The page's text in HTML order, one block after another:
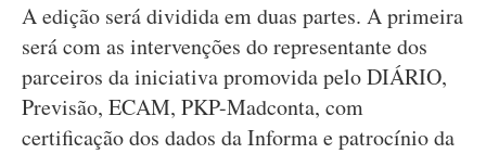
A edição será dividida em duas partes. A primeira
será com as intervenções do representante dos
parceiros da iniciativa promovida pelo DIÁRIO,
Previsão, ECAM, PKP-Madconta, com
certificação dos dados da Informa e patrocínio da